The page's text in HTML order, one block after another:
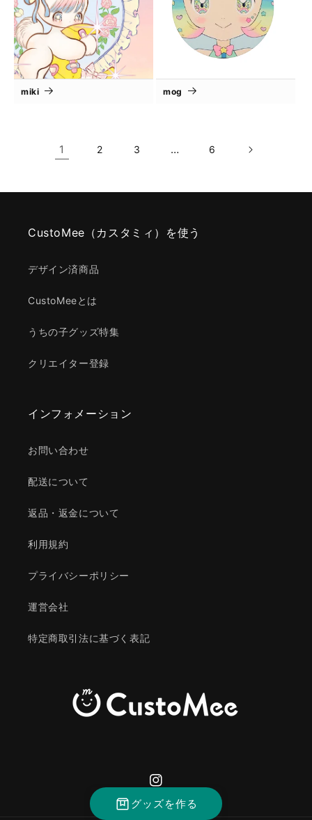
miki mog
1 2 3 … 6
CustoMee（カスタミィ）を使う
デザイン済商品
CustoMeeとは
うちの子グッズ特集
クリエイター登録
インフォメーション
お問い合わせ
配送について
返品・返金について
利用規約
プライバシーポリシー
運営会社
特定商取引法に基づく表記
Instagram
グッズを作る